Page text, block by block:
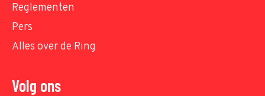
Reglementen
Pers
Alles over de Ring
Volg ons